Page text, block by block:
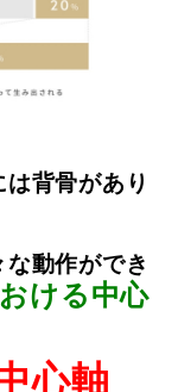
背骨があり
動作ができ
ける中心
心軸